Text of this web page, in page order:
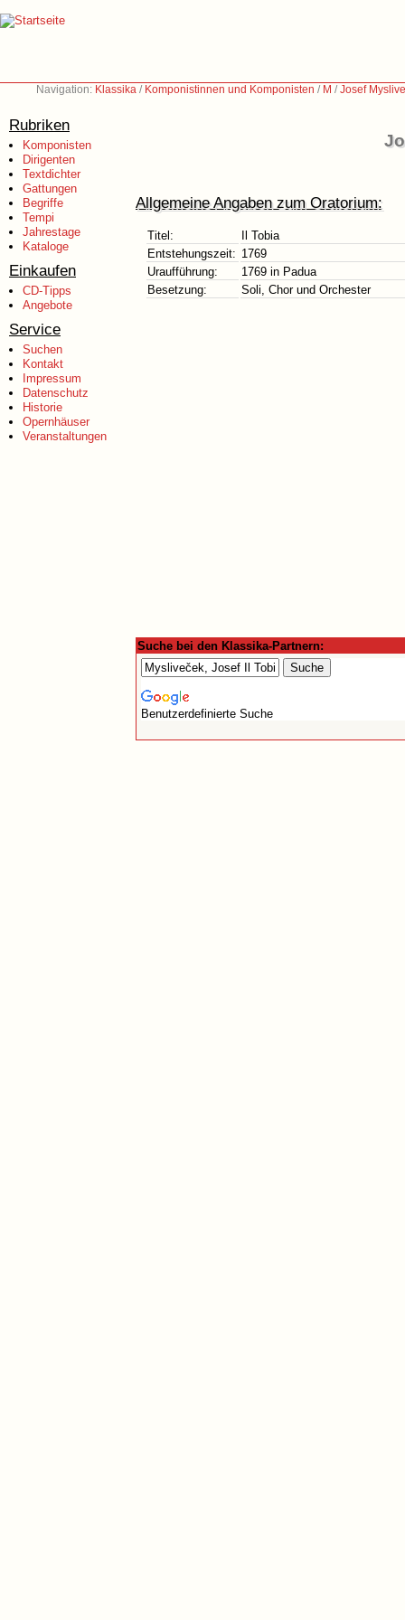
Navigation: Klassika / Komponistinnen und Komponisten / M /Josef
Rubriken
Komponisten
Dirigenten
Textdichter
Gattungen
Begriffe
Tempi
Jahrestage
Kataloge
Einkaufen
CD-Tipps
Angebote
Service
Suchen
Kontakt
Impressum
Datenschutz
Historie
Opernhäuser
Veranstaltungen
Allgemeine Angaben zum Oratorium:
Titel:
Il Tobia
Entstehungszeit: 1769
Uraufführung:
1769 in Padua
Besetzung:
Soli, Chor und Orchester
Suche bei den Klassika-Partnern:
Benutzerdefinierte Suche